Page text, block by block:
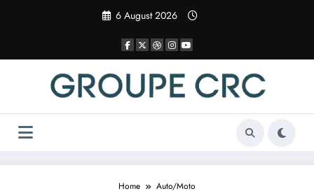
6 August 2026
Home
Auto/Moto